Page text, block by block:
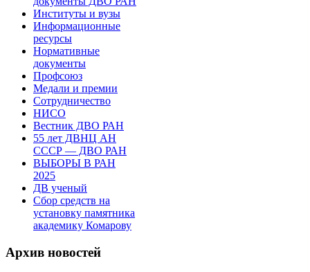
Институты и вузы
Информационные
ресурсы
Нормативные
документы
Профсоюз
Медали и премии
Сотрудничество
НИСО
Вестник ДВО РАН
55 лет ДВНЦ АН
СССР — ДВО РАН
ВЫБОРЫ В РАН
2025
ДВ ученый
Сбор средств на
установку памятника
академику Комарову
Архив новостей